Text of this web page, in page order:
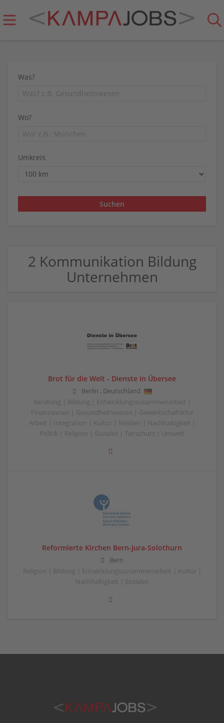
Was?
Wo?
Umkreis
2 Kommunikation Bildung
Unternehmen
Brot für die Welt - Dienste in Übersee
Berlin , Deutschland
Beratung | Bildung | Entwicklungszusammenarbeit |
Finanzwesen | Gesundheitswesen | Gewerkschaftliche
Arbeit | Integration | Kultur | Medien | Nachhaltigkeit |
Politik | Religion | Soziales | Tierschutz | Umwelt
Reformierte Kirchen Bern-Jura-Solothurn
Bern
Religion | Bildung | Entwicklungszusammenarbeit | Kultur |
Nachhaltigkeit | Soziales